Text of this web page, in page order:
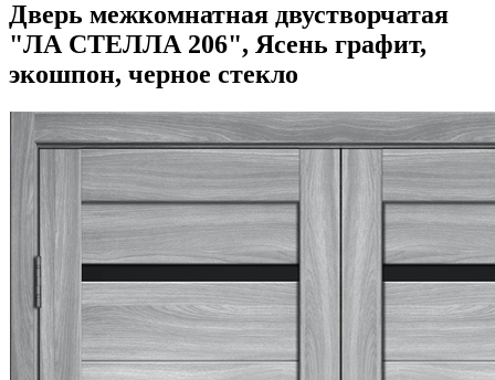
Дверь межкомнатная двустворчатая
"ЛА СТЕЛЛА 206", Ясень графит,
экошпон, черное стекло